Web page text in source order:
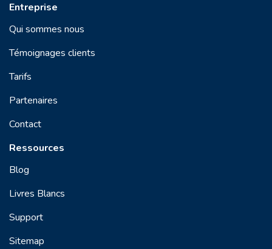
Entreprise
Qui sommes nous
Témoignages clients
Tarifs
Partenaires
Contact
Ressources
Blog
Livres Blancs
Support
Sitemap